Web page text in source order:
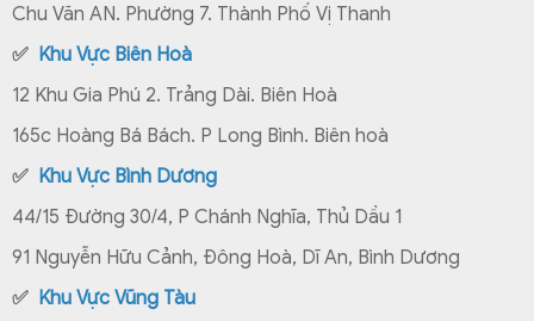
Chu Văn AN. Phường 7. Thành Phố Vị Thanh
✅ Khu Vực Biên Hoà
12 Khu Gia Phú 2. Trảng Dài. Biên Hoà
165c Hoàng Bá Bách. P Long Bình. Biên hoà
✅ Khu Vực Bình Dương
44/15 Đường 30/4, P Chánh Nghĩa, Thủ Dầu 1
91 Nguyễn Hữu Cảnh, Đông Hoà, Dĩ An, Bình Dương
✅ Khu Vực Vũng Tàu